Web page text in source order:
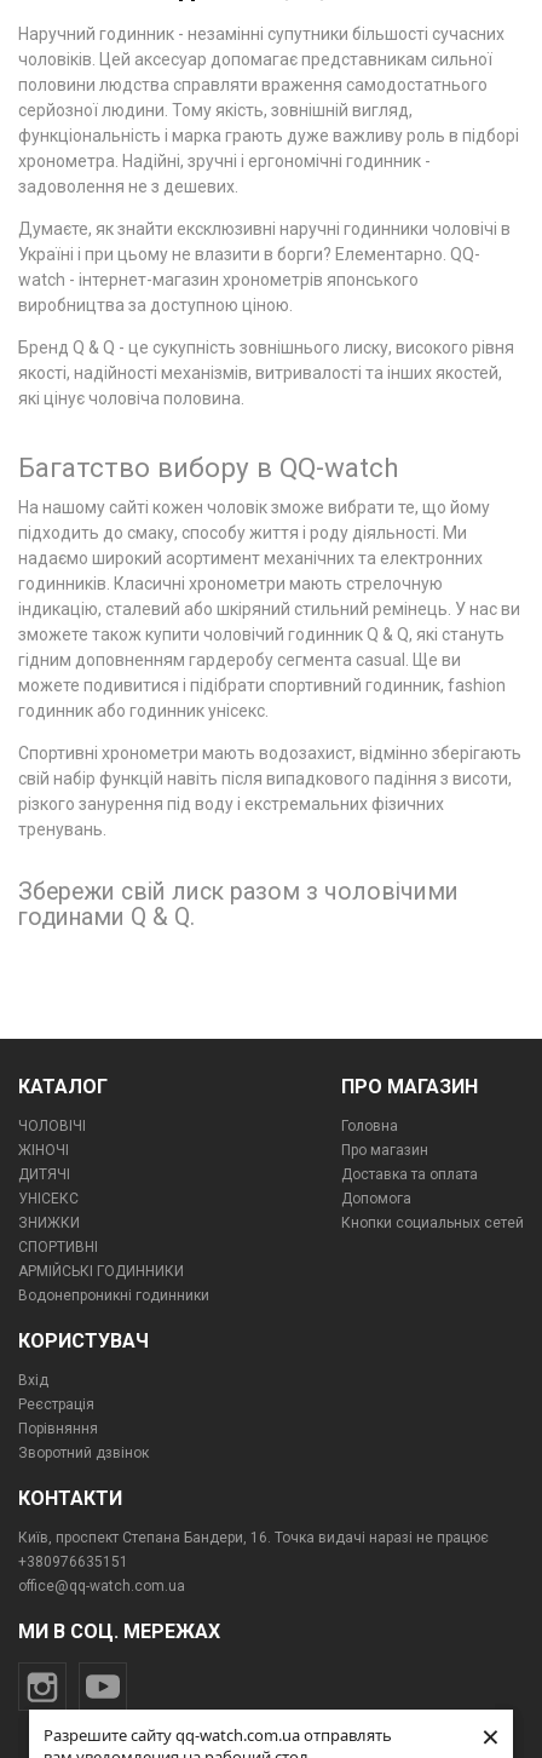
Разрешите сайту qq-watch.com.ua отправлять
×
Разрешите сайту qq-watch.com.ua отправлять
×
Наручний годинник - незамінні супутники більшості сучасних
чоловіків. Цей аксесуар допомагає представникам сильної
половини людства справляти враження самодостатнього
серйозної людини. Тому якість, зовнішній вигляд,
функціональність і марка грають дуже важливу роль в підборі
хронометра. Надійні, зручні і ергономічні годинник -
задоволення не з дешевих.
Думаєте, як знайти ексклюзивні наручні годинники чоловічі в
Україні і при цьому не влазити в борги? Елементарно. QQ-
watch - інтернет-магазин хронометрів японського
виробництва за доступною ціною.
Бренд Q & Q - це сукупність зовнішнього лиску, високого рівня
якості, надійності механізмів, витривалості та інших якостей,
які цінує чоловіча половина.
Багатство вибору в QQ-watch
На нашому сайті кожен чоловік зможе вибрати те, що йому
підходить до смаку, способу життя і роду діяльності. Ми
надаємо широкий асортимент механічних та електронних
годинників. Класичні хронометри мають стрелочную
індикацію, сталевий або шкіряний стильний ремінець. У нас ви
зможете також купити чоловічий годинник Q & Q, які стануть
гідним доповненням гардеробу сегмента casual. Ще ви
можете подивитися і підібрати спортивний годинник, fashion
годинник або годинник унісекс.
Спортивні хронометри мають водозахист, відмінно зберігають
свій набір функцій навіть після випадкового падіння з висоти,
різкого занурення під воду і екстремальних фізичних
тренувань.
Збережи свій лиск разом з чоловічими
годинами Q & Q.
КАТАЛОГ
ЧОЛОВІЧІ
ЖІНОЧІ
ДИТЯЧІ
УНІСЕКС
ЗНИЖКИ
СПОРТИВНІ
АРМІЙСЬКІ ГОДИННИКИ
Водонепроникні годинники
ПРО МАГАЗИН
Головна
Про магазин
Доставка та оплата
Допомога
Кнопки социальных сетей
КОРИСТУВАЧ
Вхід
Реєстрація
Порівняння
Зворотний дзвінок
КОНТАКТИ
Київ, проспект Степана Бандери, 16. Точка видачі наразі не працює
+380976635151
office@qq-watch.com.ua
МИ В СОЦ. МЕРЕЖАХ